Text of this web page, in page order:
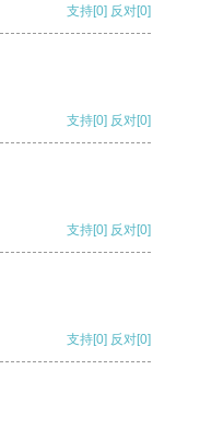
支持[0] 反对[0]
支持[0] 反对[0]
支持[0] 反对[0]
支持[0] 反对[0]